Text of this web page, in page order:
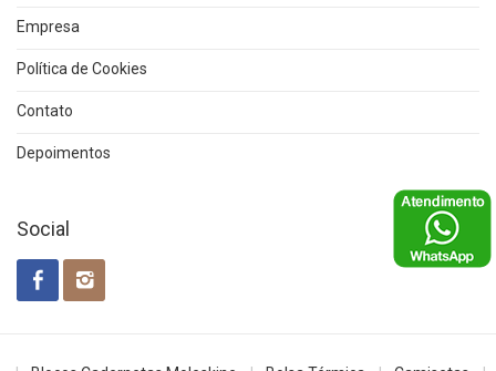
Empresa
Política de Cookies
Contato
Depoimentos
Social